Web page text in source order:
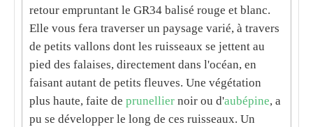
retour empruntant le GR34 balisé rouge et blanc.
Elle vous fera traverser un paysage varié, à travers
de petits vallons dont les ruisseaux se jettent au
pied des falaises, directement dans l'océan, en
faisant autant de petits fleuves. Une végétation
plus haute, faite de prunellier noir ou d'aubépine, a
pu se développer le long de ces ruisseaux. Un